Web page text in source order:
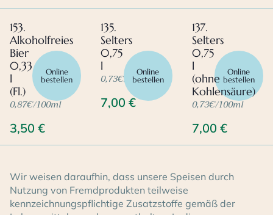
153.
Alkoholfreies
Bier
0,33
l
(Fl.)
3,50 €
0,87€/100ml
Online
bestellen
135.
Selters
0,75
l
7,00€
0,73€/100ml
Online
bestellen
137.
Selters
0,75
l
(ohne
Kohlensäure)
7,00 €
0,73€/100ml
Online
bestellen
Wir weisen daraufhin, dass unsere Speisen durch
Nutzung von Fremdprodukten teilweise
kennzeichnungspflichtige Zusatzstoffe gemäß der